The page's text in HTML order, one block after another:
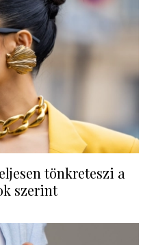
tönkreteszi a
szerint